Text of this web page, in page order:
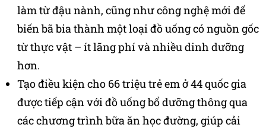
làm từ đậu nành, cũng như công nghệ mới để
biến bã bia thành một loại đồ uống có nguồn gốc
từ thực vật – ít lãng phí và nhiều dinh dưỡng
hơn.
Tạo điều kiện cho 66 triệu trẻ em ở 44 quốc gia
được tiếp cận với đồ uống bổ dưỡng thông qua
các chương trình bữa ăn học đường, giúp cải